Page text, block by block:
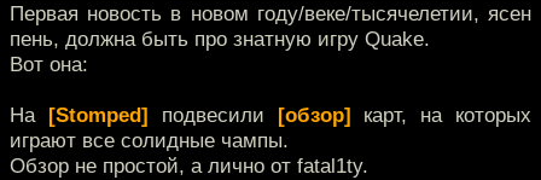
Первая новость в новом году/веке/тысячелетии, ясен
пень, должна быть про знатную игру Quake.
Вот она:
На [Stomped] подвесили [обзор] карт, на которых
играют все солидные чампы.
Обзор не простой, а лично от fatal1ty.